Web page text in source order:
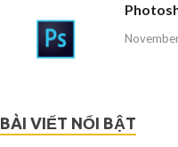
BÀI VIẾT NỔI BẬT